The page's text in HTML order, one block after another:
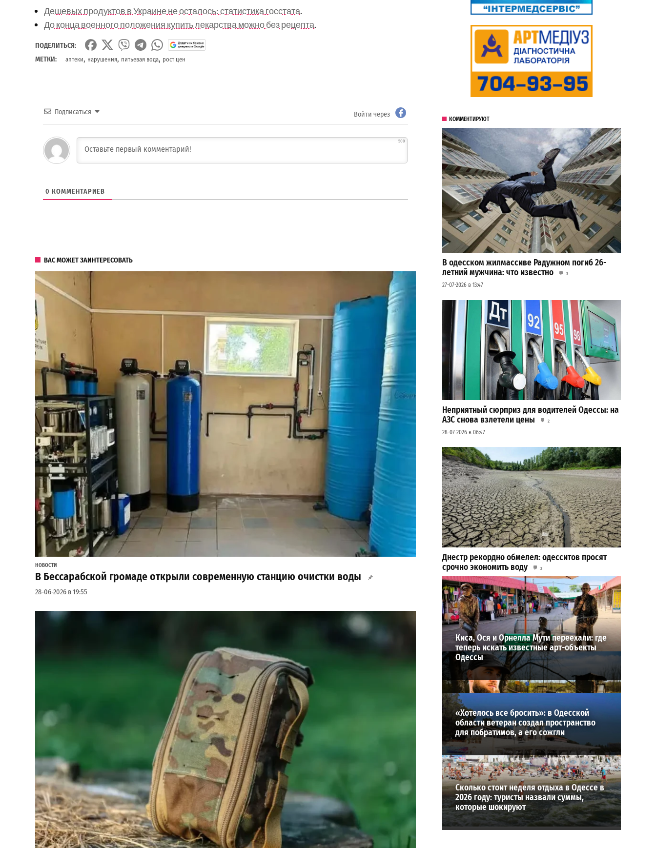
Дешевых продуктов в Украине не осталось: статистика госстата.
До конца военного положения купить лекарства можно без рецепта.
ПОДЕЛИТЬСЯ:
МЕТКИ:
аптеки, нарушения, питьевая вода, рост цен
Подписаться Войти через
500
0 КОММЕНТАРИЕВ
ВАС МОЖЕТ ЗАИНТЕРЕСОВАТЬ
НОВОСТИ
В Бессарабской громаде открыли современную станцию очистки воды
28-06-2026 в 19:55
КОММЕНТИРУЮТ
В одесском жилмассиве Радужном погиб 26-
летний мужчина: что известно
3
27-07-2026 в 13:47
Неприятный сюрприз для водителей Одессы: на
АЗС снова взлетели цены
2
28-07-2026 в 06:47
Днестр рекордно обмелел: одесситов просят
срочно экономить воду
2
29-07-2026 в 19:28
ВИБОР РЕДАКЦИИ
Киса, Ося и Орнелла Мути переехали: где
теперь искать известные арт-объекты
Одессы
«Хотелось все бросить»: в Одесской
области ветеран создал пространство
для побратимов, а его сожгли
Сколько стоит неделя отдыха в Одессе в
2026 году: туристы назвали суммы,
которые шокируют